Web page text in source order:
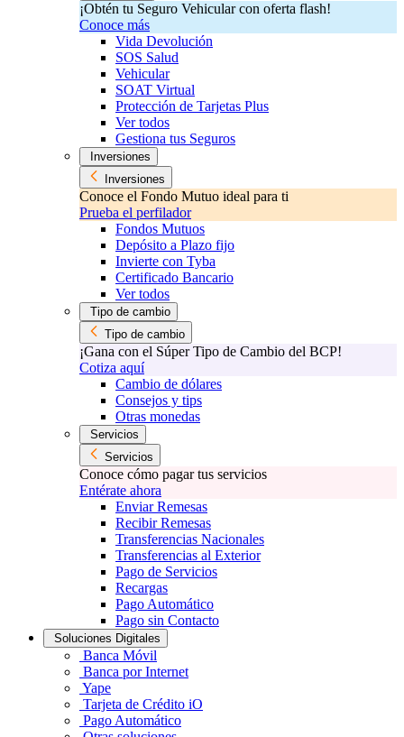
¡Obtén tu Seguro Vehicular con oferta flash!
Conoce más
Vida Devolución
SOS Salud
Vehicular
SOAT Virtual
Protección de Tarjetas Plus
Ver todos
Gestiona tus Seguros
Inversiones
Inversiones
Conoce el Fondo Mutuo ideal para ti
Prueba el perfilador
Fondos Mutuos
Depósito a Plazo fijo
Invierte con Tyba
Certificado Bancario
Ver todos
Tipo de cambio
Tipo de cambio
¡Gana con el Súper Tipo de Cambio del BCP!
Cotiza aquí
Cambio de dólares
Consejos y tips
Otras monedas
Servicios
Servicios
Conoce cómo pagar tus servicios
Entérate ahora
Enviar Remesas
Recibir Remesas
Transferencias Nacionales
Transferencias al Exterior
Pago de Servicios
Recargas
Pago Automático
Pago sin Contacto
Soluciones Digitales
Banca Móvil
Banca por Internet
Yape
Tarjeta de Crédito iO
Pago Automático